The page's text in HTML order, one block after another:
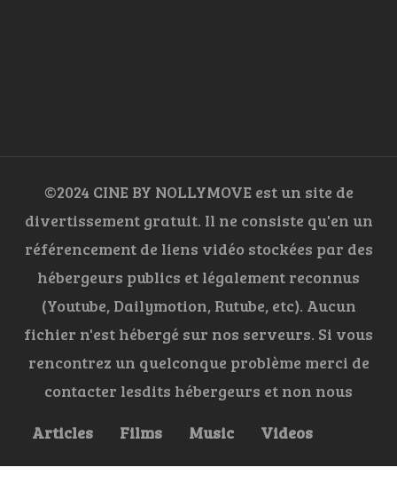
©2024 CINE BY NOLLYMOVE est un site de
divertissement gratuit. Il ne consiste qu'en un
référencement de liens vidéo stockées par des
hébergeurs publics et légalement reconnus
(Youtube, Dailymotion, Rutube, etc). Aucun
fichier n'est hébergé sur nos serveurs. Si vous
rencontrez un quelconque problème merci de
contacter lesdits hébergeurs et non nous
Articles
Films Music Videos